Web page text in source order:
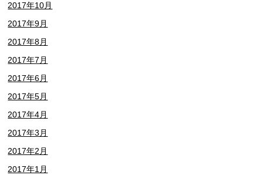
2017年10月
2017年9月
2017年8月
2017年7月
2017年6月
2017年5月
2017年4月
2017年3月
2017年2月
2017年1月